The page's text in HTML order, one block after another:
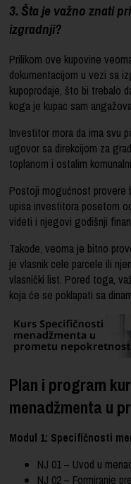
3. Šta je važno znati
izgradnji?
Prilikom ove kupovine
dokumentacijom u vezi sa
kupoprodaje, što bi trebalo
koga je kupac sam
Investitor mora da ima svu
ugovor sa direkcijom za
toplanom i ostalim
Postoji mogućnost provere
upisa investitora posetom
videti i njegovi godišnji
Takođe, veoma je bitno
je vlasnik cele parcele ili
vlasnički list. Pored toga,
koja će se poklapati sa
Plan i program
menadžmenta u
Modul 1: Specifičnosti
NJ 01 – Uvod u
NJ 02 – Formiranje